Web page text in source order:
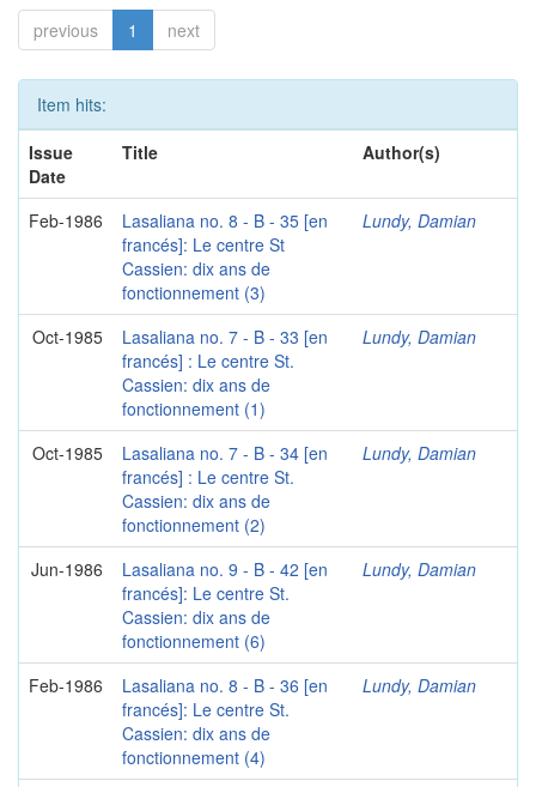
previous 1 next
Item hits:
Issue
Date
Title Author(s)
Feb-1986
Lasaliana no. 8 - B - 35 [en
francés]: Le centre St
Cassien: dix ans de
fonctionnement (3)
Lundy, Damian
Oct-1985
Lasaliana no. 7 - B - 33 [en
francés] : Le centre St.
Cassien: dix ans de
fonctionnement (1)
Lundy, Damian
Oct-1985
Lasaliana no. 7 - B - 34 [en
francés] : Le centre St.
Cassien: dix ans de
fonctionnement (2)
Lundy, Damian
Jun-1986
Lasaliana no. 9 - B - 42 [en
francés]: Le centre St.
Cassien: dix ans de
fonctionnement (6)
Lundy, Damian
Feb-1986
Lasaliana no. 8 - B - 36 [en
francés]: Le centre St.
Cassien: dix ans de
fonctionnement (4)
Lundy, Damian